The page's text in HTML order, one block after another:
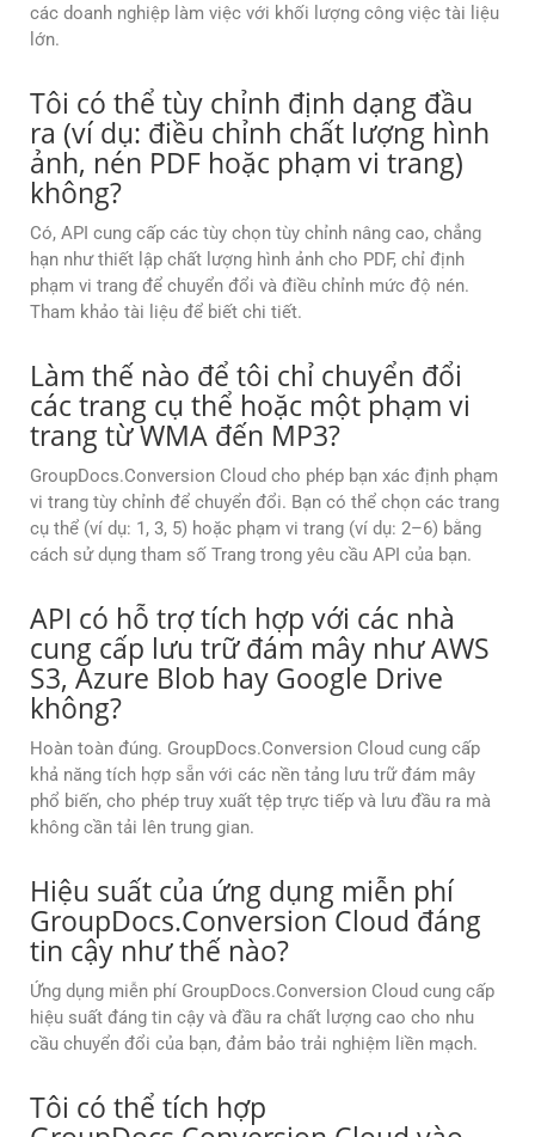
các doanh nghiệp làm việc với khối lượng công việc tài liệu
lớn.
Tôi có thể tùy chỉnh định dạng đầu
ra (ví dụ: điều chỉnh chất lượng hình
ảnh, nén PDF hoặc phạm vi trang)
không?
Có, API cung cấp các tùy chọn tùy chỉnh nâng cao, chẳng
hạn như thiết lập chất lượng hình ảnh cho PDF, chỉ định
phạm vi trang để chuyển đổi và điều chỉnh mức độ nén.
Tham khảo tài liệu để biết chi tiết.
Làm thế nào để tôi chỉ chuyển đổi
các trang cụ thể hoặc một phạm vi
trang từ WMA đến MP3?
GroupDocs.Conversion Cloud cho phép bạn xác định phạm
vi trang tùy chỉnh để chuyển đổi. Bạn có thể chọn các trang
cụ thể (ví dụ: 1, 3, 5) hoặc phạm vi trang (ví dụ: 2–6) bằng
cách sử dụng tham số Trang trong yêu cầu API của bạn.
API có hỗ trợ tích hợp với các nhà
cung cấp lưu trữ đám mây như AWS
S3, Azure Blob hay Google Drive
không?
Hoàn toàn đúng. GroupDocs.Conversion Cloud cung cấp
khả năng tích hợp sẵn với các nền tảng lưu trữ đám mây
phổ biến, cho phép truy xuất tệp trực tiếp và lưu đầu ra mà
không cần tải lên trung gian.
Hiệu suất của ứng dụng miễn phí
GroupDocs.Conversion Cloud đáng
tin cậy như thế nào?
Ứng dụng miễn phí GroupDocs.Conversion Cloud cung cấp
hiệu suất đáng tin cậy và đầu ra chất lượng cao cho nhu
cầu chuyển đổi của bạn, đảm bảo trải nghiệm liền mạch.
Tôi có thể tích hợp